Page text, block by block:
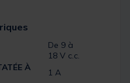
De 9 à
18 V c.c.
À
1 A